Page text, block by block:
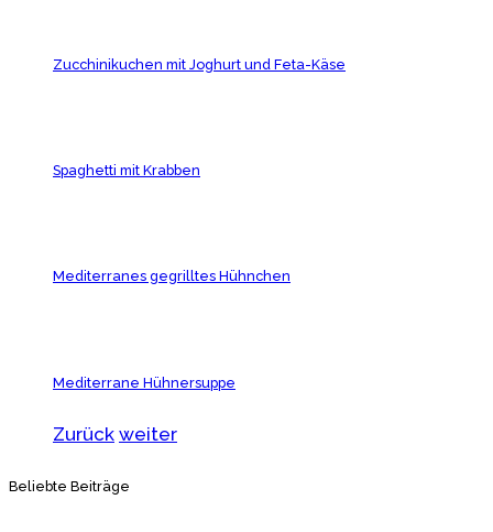
Zucchinikuchen mit Joghurt und Feta-Käse
Spaghetti mit Krabben
Mediterranes gegrilltes Hühnchen
Mediterrane Hühnersuppe
Zurück weiter
Beliebte Beiträge